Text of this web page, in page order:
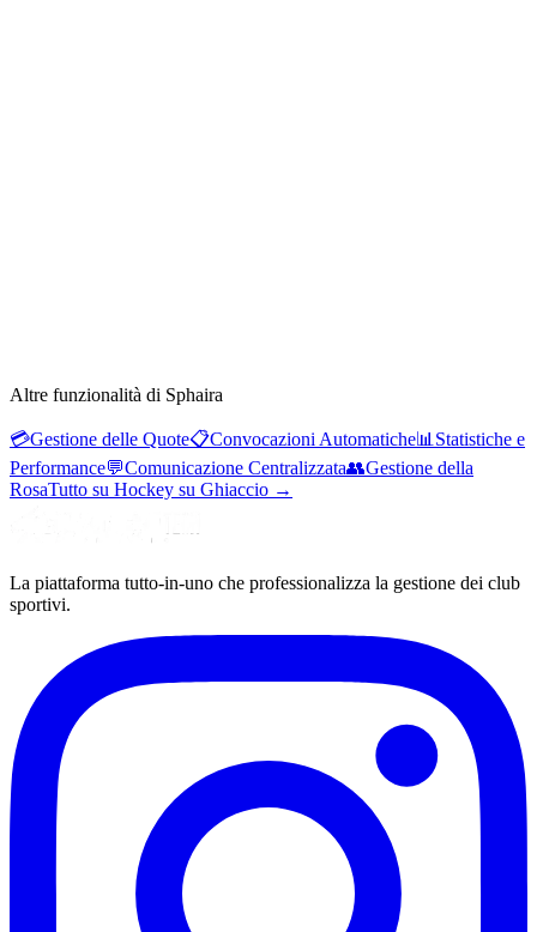
Altre funzionalità di Sphaira
💳Gestione delle Quote📋Convocazioni Automatiche📊 Statistiche e
Performance💬Comunicazione Centralizzata👥Gestione della
RosaTutto su Hockey su Ghiaccio →
La piattaforma tutto-in-uno che professionalizza la gestione dei club
sportivi.